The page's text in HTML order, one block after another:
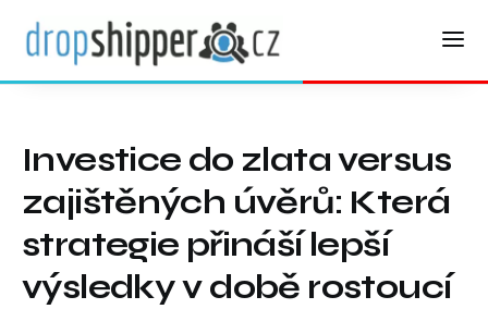
Investice do zlata versus
zajištěných úvěrů: Která
strategie přináší lepší
výsledky v době rostoucí